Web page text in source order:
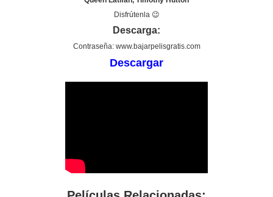
Disfrútenla 😉
Descarga:
Contraseña: www.bajarpelisgratis.com
Descargar